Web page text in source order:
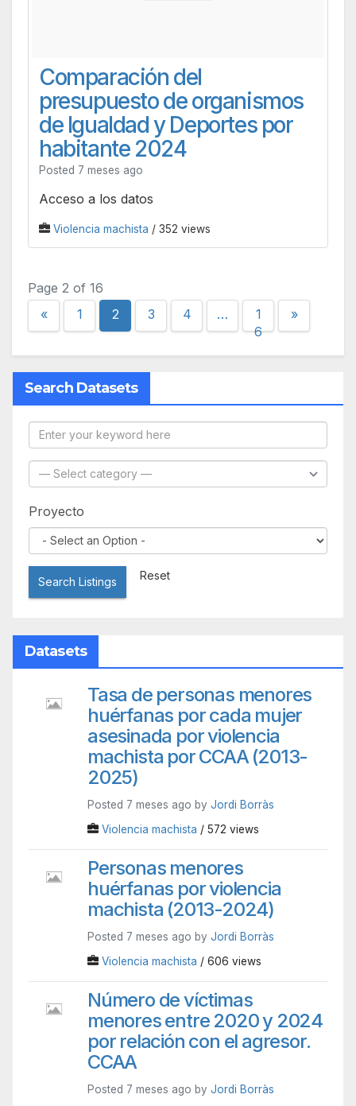
Comparación del
presupuesto de organismos
de Igualdad y Deportes por
habitante 2024
Posted 7 meses ago
Acceso a los datos
Violencia machista / 352 views
Page 2 of 16
«
1 2 3 4 …
1
6
»
Search Datasets
Proyecto
Search Listings Reset
Datasets
Tasa de personas menores
huérfanas por cada mujer
asesinada por violencia
machista por CCAA (2013-
2025)
Posted 7 meses ago by Jordi Borràs
Violencia machista / 572 views
Personas menores
huérfanas por violencia
machista (2013-2024)
Posted 7 meses ago by Jordi Borràs
Violencia machista / 606 views
Número de víctimas
menores entre 2020 y 2024
por relación con el agresor.
CCAA
Posted 7 meses ago by Jordi Borràs